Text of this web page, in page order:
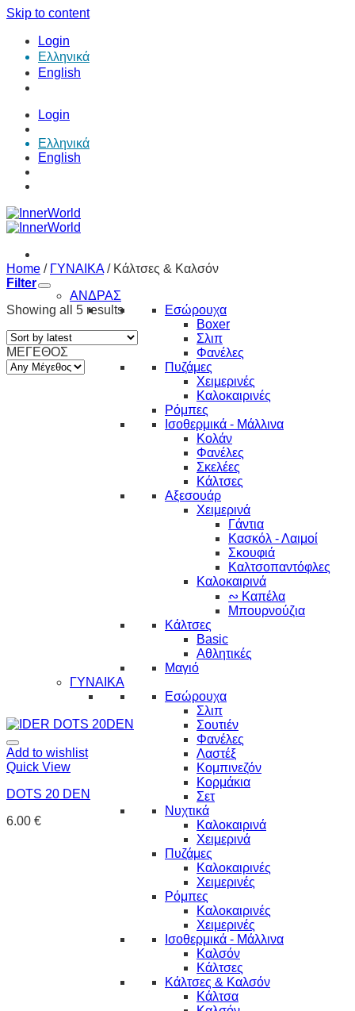
Skip to content
Login
Ελληνικά
English
Login
Ελληνικά
English
ΑΝΔΡΑΣ
Εσώρουχα
Boxer
Σλιπ
Φανέλες
Πυζάμες
Χειμερινές
Καλοκαιρινές
Ρόμπες
Ισοθερμικά - Μάλλινα
Κολάν
Φανέλες
Σκελέες
Κάλτσες
Αξεσουάρ
Χειμερινά
Γάντια
Κασκόλ - Λαιμοί
Σκουφιά
Καλτσοπαντόφλες
Καλοκαιρινά
∾ Καπέλα
Μπουρνούζια
Κάλτσες
Basic
Αθλητικές
Μαγιό
ΓΥΝΑΙΚΑ
Εσώρουχα
Σλιπ
Σουτιέν
Φανέλες
Λαστέξ
Κομπινεζόν
Κορμάκια
Σετ
Νυχτικά
Καλοκαιρινά
Χειμερινά
Πυζάμες
Καλοκαιρινές
Χειμερινές
Ρόμπες
Καλοκαιρινές
Χειμερινές
Ισοθερμικά - Μάλλινα
Καλσόν
Κάλτσες
Κάλτσες & Καλσόν
Κάλτσα
Home / ΓΥΝΑΙΚΑ /Κάλτσες & Καλσόν
Filter
Showing all 5 results
ΜΕΓΕΘΟΣ
Add to wishlist
Quick View
DOTS 20 DEN
6.00 €